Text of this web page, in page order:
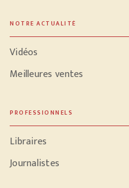
NOTRE ACTUALITÉ
Vidéos
Meilleures ventes
PROFESSIONNELS
Libraires
Journalistes